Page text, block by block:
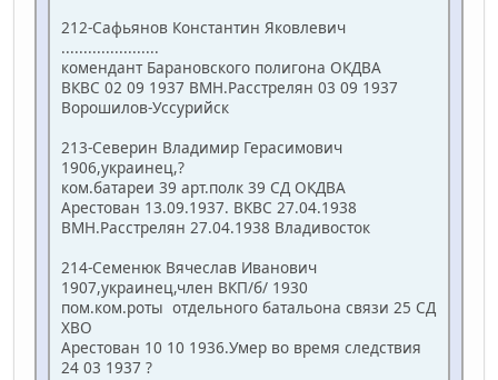
212-Сафьянов Константин Яковлевич
......................
комендант Барановского полигона ОКДВА
ВКВС 02 09 1937 ВМН.Расстрелян 03 09 1937
Ворошилов-Уссурийск
213-Северин Владимир Герасимович
1906,украинец,?
ком.батареи 39 арт.полк 39 СД ОКДВА
Арестован 13.09.1937. ВКВС 27.04.1938
ВМН.Расстрелян 27.04.1938 Владивосток
214-Семенюк Вячеслав Иванович
1907,украинец,член ВКП/б/ 1930
пом.ком.роты отдельного батальона связи 25 СД
ХВО
Арестован 10 10 1936.Умер во время следствия
24 03 1937 ?